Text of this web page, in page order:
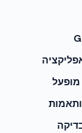
מופעל